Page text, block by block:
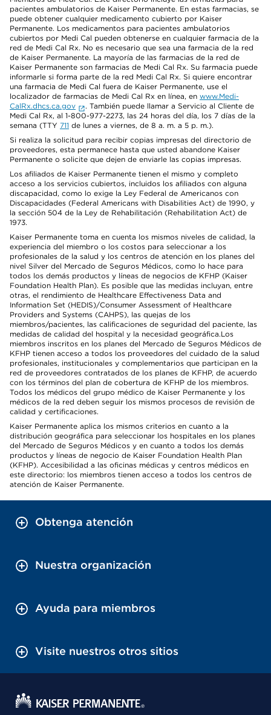
pacientes ambulatorios de Kaiser Permanente. En estas farmacias, se
puede obtener cualquier medicamento cubierto por Kaiser
Permanente. Los medicamentos para pacientes ambulatorios
cubiertos por Medi Cal pueden obtenerse en cualquier farmacia de la
red de Medi Cal Rx. No es necesario que sea una farmacia de la red
de Kaiser Permanente. La mayoría de las farmacias de la red de
Kaiser Permanente son farmacias de Medi Cal Rx. Su farmacia puede
informarle si forma parte de la red Medi Cal Rx. Si quiere encontrar
una farmacia de Medi Cal fuera de Kaiser Permanente, use el
localizador de farmacias de Medi Cal Rx en línea, en www.Medi-
CalRx.dhcs.ca.gov
. También puede llamar a Servicio al Cliente de
Medi Cal Rx, al 1-800-977-2273, las 24 horas del día, los 7 días de la
semana (TTY 711 de lunes a viernes, de 8 a. m. a 5 p. m.).
Si realiza la solicitud para recibir copias impresas del directorio de
proveedores, esta permanece hasta que usted abandone Kaiser
Permanente o solicite que dejen de enviarle las copias impresas.
Los afiliados de Kaiser Permanente tienen el mismo y completo
acceso a los servicios cubiertos, incluidos los afiliados con alguna
discapacidad, como lo exige la Ley Federal de Americanos con
Discapacidades (Federal Americans with Disabilities Act) de 1990, y
la sección 504 de la Ley de Rehabilitación (Rehabilitation Act) de
1973.
Kaiser Permanente toma en cuenta los mismos niveles de calidad, la
experiencia del miembro o los costos para seleccionar a los
profesionales de la salud y los centros de atención en los planes del
nivel Silver del Mercado de Seguros Médicos, como lo hace para
todos los demás productos y líneas de negocios de KFHP (Kaiser
Foundation Health Plan). Es posible que las medidas incluyan, entre
otras, el rendimiento de Healthcare Effectiveness Data and
Information Set (HEDIS)/Consumer Assessment of Healthcare
Providers and Systems (CAHPS), las quejas de los
miembros/pacientes, las calificaciones de seguridad del paciente, las
medidas de calidad del hospital y la necesidad geográfica.Los
miembros inscritos en los planes del Mercado de Seguros Médicos de
KFHP tienen acceso a todos los proveedores del cuidado de la salud
profesionales, institucionales y complementarios que participan en la
red de proveedores contratados de los planes de KFHP, de acuerdo
con los términos del plan de cobertura de KFHP de los miembros.
Todos los médicos del grupo médico de Kaiser Permanente y los
médicos de la red deben seguir los mismos procesos de revisión de
calidad y certificaciones.
Kaiser Permanente aplica los mismos criterios en cuanto a la
distribución geográfica para seleccionar los hospitales en los planes
del Mercado de Seguros Médicos y en cuanto a todos los demás
productos y líneas de negocio de Kaiser Foundation Health Plan
(KFHP). Accesibilidad a las oficinas médicas y centros médicos en
este directorio: los miembros tienen acceso a todos los centros de
atención de Kaiser Permanente.
Obtenga atención
Nuestra organización
Ayuda para miembros
Visite nuestros otros sitios